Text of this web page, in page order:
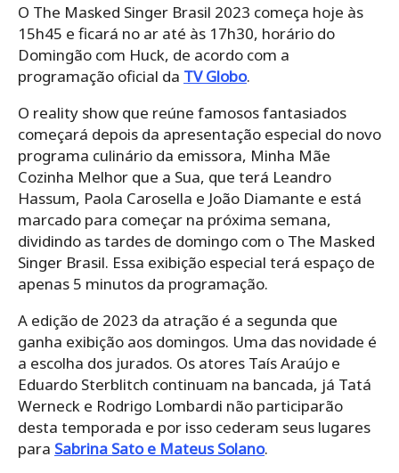
O The Masked Singer Brasil 2023 começa hoje às
15h45 e ficará no ar até às 17h30, horário do
Domingão com Huck, de acordo com a
programação oficial da TV Globo.
O reality show que reúne famosos fantasiados
começará depois da apresentação especial do novo
programa culinário da emissora, Minha Mãe
Cozinha Melhor que a Sua, que terá Leandro
Hassum, Paola Carosella e João Diamante e está
marcado para começar na próxima semana,
dividindo as tardes de domingo com o The Masked
Singer Brasil. Essa exibição especial terá espaço de
apenas 5 minutos da programação.
A edição de 2023 da atração é a segunda que
ganha exibição aos domingos. Uma das novidade é
a escolha dos jurados. Os atores Taís Araújo e
Eduardo Sterblitch continuam na bancada, já Tatá
Werneck e Rodrigo Lombardi não participarão
desta temporada e por isso cederam seus lugares
para Sabrina Sato e Mateus Solano.